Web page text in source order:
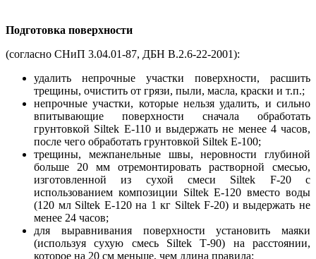
Подготовка поверхности
(согласно СНиП 3.04.01-87, ДБН В.2.6-22-2001):
удалить непрочные участки поверхности, расшить
трещины, очистить от грязи, пыли, масла, краски и т.п.;
непрочные участки, которые нельзя удалить, и сильно
впитывающие поверхности сначала обработать
грунтовкой Siltek Е-110 и выдержать не менее 4 часов,
после чего обработать грунтовкой Siltek Е-100;
трещины, межпанельные швы, неровности глубиной
больше 20 мм отремонтировать растворной смесью,
изготовленной из сухой смеси Siltek F-20 с
использованием композиции Siltek Е-120 вместо воды
(120 мл Siltek Е-120 на 1 кг Siltek F-20) и выдержать не
менее 24 часов;
для выравнивания поверхности установить маяки
(используя сухую смесь Siltek Т-90) на расстоянии,
которое на 20 см меньше, чем длина правила;